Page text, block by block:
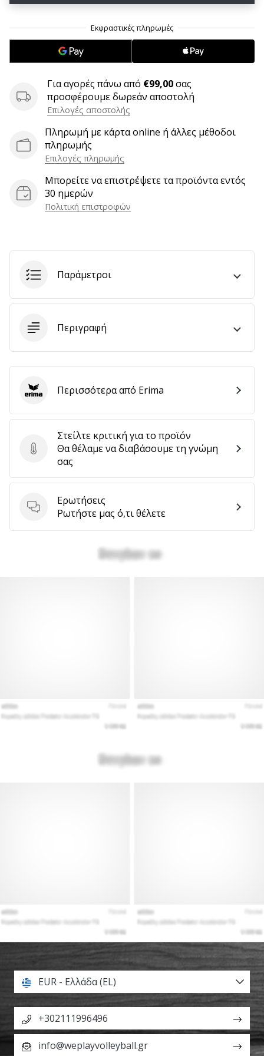
Συνεργατών
Έχετε
δικό
σας
ιστότοπο,
ιστολόγιο,
σελίδα
ή
φόρουμ
συζητήσεων;
να
αποφέρουν
…
Εμφάνιση
όλων
άρθρων
Για αγορές πάνω από €99,00σας
προσφέρουμε δωρεάν αποστολή
Επιλογές αποστολής
Πληρωμή με κάρτα online ή άλλες μέθοδοι
πληρωμής
Επιλογές πληρωμής
Μπορείτε να επιστρέψετε τα προϊόντα εντός
30 ημερών
Πολιτική επιστροφών
Παράμετροι
Περιγραφή
Στείλτε κριτική για το προϊόν
Στείλτε κριτική για το προϊόν
Θα θέλαμε να διαβάσουμε τη γνώμη
σας
Ερωτήσεις
Ερωτήσεις
Ρωτήστε μας ό,τι θέλετε
ErimaΠερισσότερα από Erima
EUR - Ελλάδα (EL)
+302111996496
info@weplayvolleyball.gr